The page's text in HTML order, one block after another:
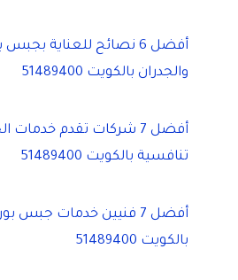
أفضل 6 نصائح للعناية
والجدران بالكويت 51489400
أفضل 7 شركات تقدم
تنافسية بالكويت 51489400
أفضل 7 فنيين خدمات جبس
بالكويت 51489400